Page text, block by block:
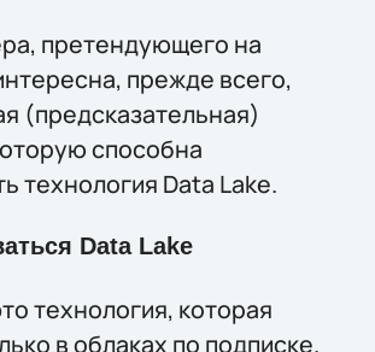
претендующего на
прежде всего,
(предсказательная)
способна
технология Data Lake.
Data Lake
технология, которая
в облаках по подписке.